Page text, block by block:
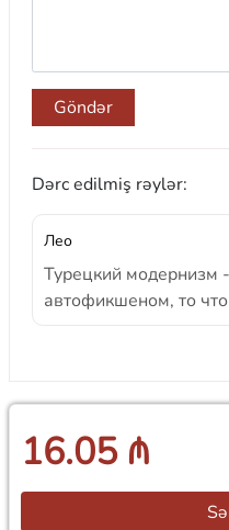
Göndər
Dərc edilmiş rəylər:
Лео
Турецкий модернизм
автофикшеном, то
16.05 ₼